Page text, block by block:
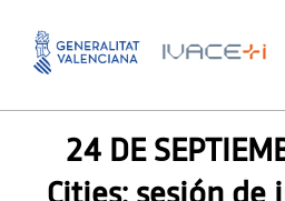
AGENDA
24 DE